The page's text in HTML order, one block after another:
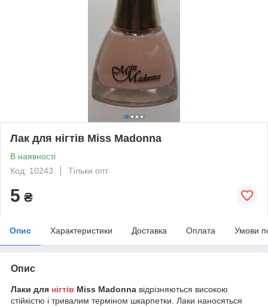
Лак для нігтів Miss Madonna
В наявності
Код: 10243
Тільки опт
5 ₴
Опис Характеристики Доставка Оплата Умови
Опис
Лаки для нігтів Miss Madonna відрізняються високою
стійкістю і тривалим терміном шкарпетки. Лаки наносяться